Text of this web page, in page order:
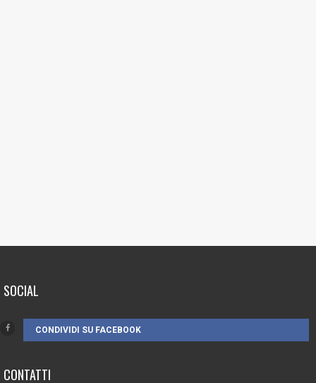
SOCIAL
CONDIVIDI SU FACEBOOK
CONTATTI